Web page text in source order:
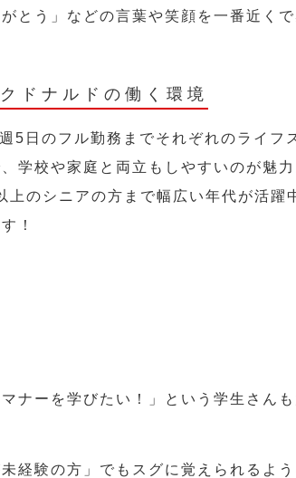
とう」などの言葉や笑顔を一番近く
ドナルドの働く環境
5日のフル勤務までそれぞれのライフ
学校や家庭と両立もしやすいのが魅
のシニアの方まで幅広い年代が活躍
！
ナーを学びたい！」という学生さんも
経験の方」でもスグに覚えられるよ